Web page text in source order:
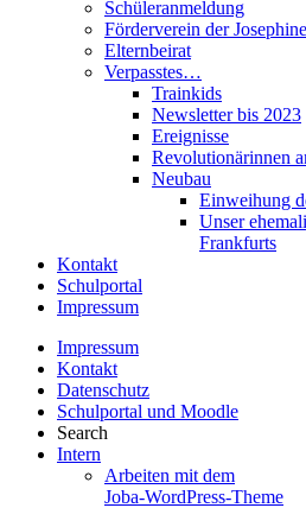
Schüleranmeldung
Förderverein der
Elternbeirat
Verpasstes…
Trainkids
Newsletter bis 2023
Ereignisse
Revolutionärinnen
Neubau
Einweihung
Unser
Frankfurts
Kontakt
Schulportal
Impressum
Impressum
Kontakt
Datenschutz
Schulportal und Moodle
Search
Intern
Arbeiten mit dem
Joba-WordPress-Theme